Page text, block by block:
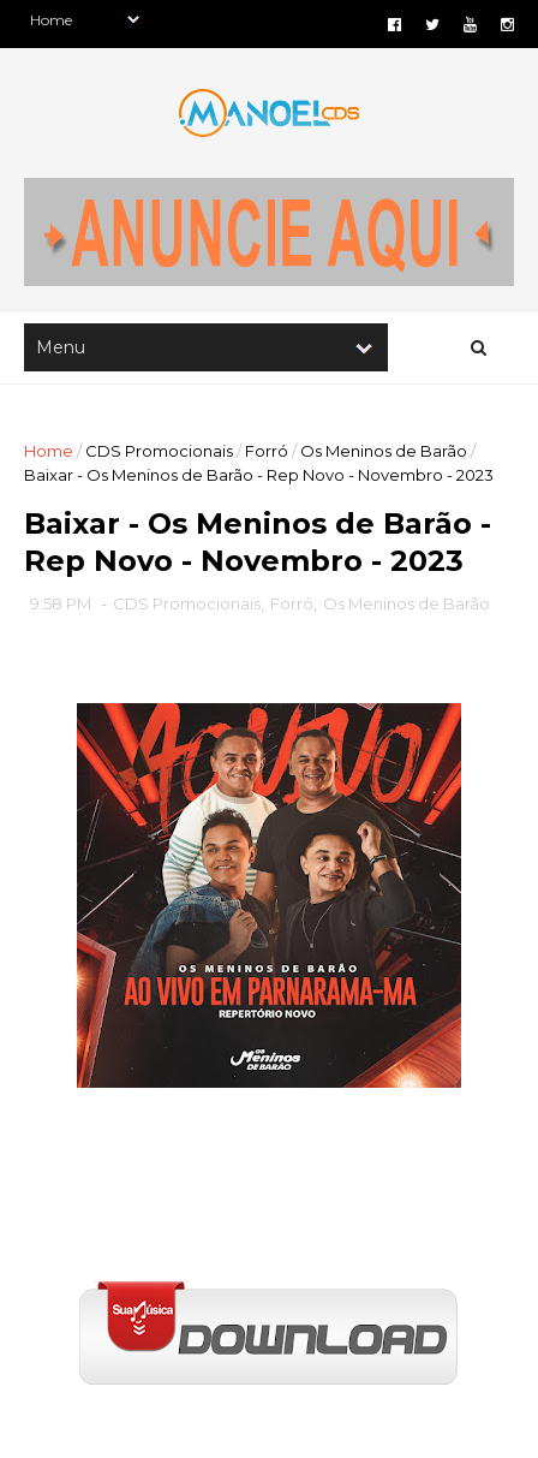
Home / CDS Promocionais/ Forró / Os Meninos de Barão /
Baixar - Os Meninos de Barão - Rep Novo - Novembro - 2023
Baixar - Os Meninos de Barão -
Rep Novo - Novembro - 2023
9:58 PM - CDS Promocionais Forró Os Meninos de Barão